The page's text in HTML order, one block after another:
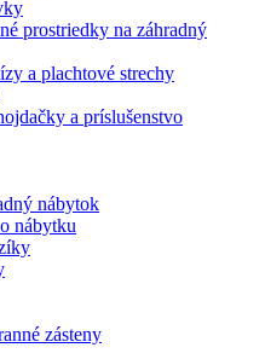
prostriedky na záhradný
a plachtové strechy
a príslušenstvo
nábytok
nábytku
zásteny